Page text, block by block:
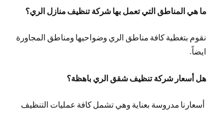
ما هي المناطق التي تعمل بها شركة تنظيف منازل الري؟
نقوم بتغطية كافة مناطق الري وضواحيها ومناطق المجاورة
ايضاً.
هل أسعار شركة تنظيف شقق الري باهظة؟
أسعارنا مدروسة بعناية وهي تشمل كافة عمليات التنظيف